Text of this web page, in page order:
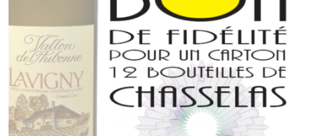
レセプション
Présentation
Dégustation
Infos pratiques▼